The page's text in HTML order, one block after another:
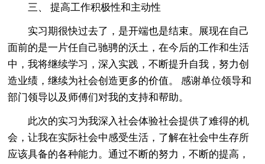
三、 提高工作积极性和主动性
实习期很快过去了，是开端也是结束。展现在自己
面前的是一片任自己驰骋的沃土，在今后的工作和生活
中，我将继续学习，深入实践，不断提升自我，努力创
造业绩，继续为社会创造更多的价值。 感谢单位领导和
部门领导以及师傅们对我的支持和帮助。
此次的实习为我深入社会体验社会提供了难得的机
会，让我在实际社会中感受生活，了解在社会中生存所
应该具备的各种能力。通过不断的努力，不断的提高，